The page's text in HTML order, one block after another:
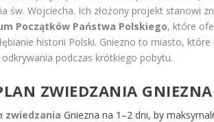
św. Wojciecha. Ich złożony projekt stanowi
Początków Państwa Polskiego, które
historii Polski. Gniezno to miasto,
podczas krótkiego pobytu.
ZWIEDZANIA GNIEZNA
zwiedzania Gniezna na 1–2 dni, by